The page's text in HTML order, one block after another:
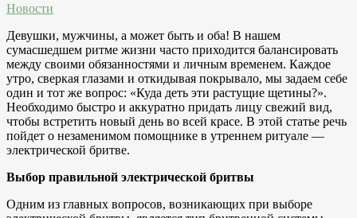
Новости
Девушки, мужчины, а может быть и оба! В нашем
сумасшедшем ритме жизни часто приходится балансировать
между своими обязанностями и личным временем. Каждое
утро, сверкая глазами и откидывая покрывало, мы задаем себе
один и тот же вопрос: «Куда деть эти растущие щетины?».
Необходимо быстро и аккуратно придать лицу свежий вид,
чтобы встретить новый день во всей красе. В этой статье речь
пойдет о незаменимом помощнике в утреннем ритуале —
электрической бритве.
Выбор правильной электрической бритвы
Одним из главных вопросов, возникающих при выборе